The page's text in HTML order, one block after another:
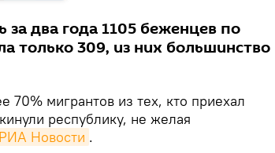
за два года 1105 беженцев по
только 309, из них большинство
70% мигрантов из тех, кто приехал
республику, не желая
РИА Новости .